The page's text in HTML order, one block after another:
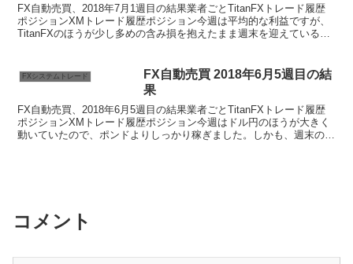
FX自動売買、2018年7月1週目の結果業者ごとTitanFXトレード履歴
ポジションXMトレード履歴ポジション今週は平均的な利益ですが、
TitanFXのほうが少し多めの含み損を抱えたまま週末を迎えているの
FXシステムトレード
FX自動売買 2018年6月5週目の結
果
FX自動売買、2018年6月5週目の結果業者ごとTitanFXトレード履歴
ポジションXMトレード履歴ポジション今週はドル円のほうが大きく
動いていたので、ポンドよりしっかり稼ぎました。しかも、週末の含
コメント